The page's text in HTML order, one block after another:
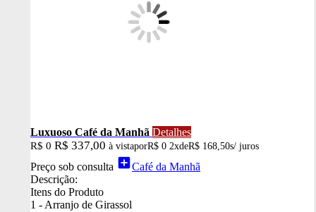
Luxuoso Café da Manhã Detalhes
R$ 0 R$ 337,00 à vistaporR$ 0 2xdeR$ 168,50s/ juros
Preço sob consulta add_boxCafé da Manhã
Descrição:
Itens do Produto
1 - Arranjo de Girassol